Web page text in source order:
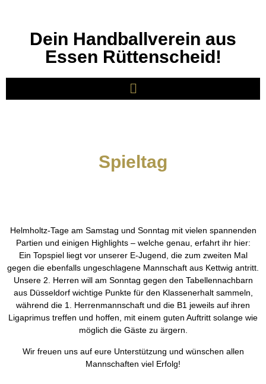
Dein Handballverein aus
Essen Rüttenscheid!
Spieltag
Helmholtz-Tage am Samstag und Sonntag mit vielen spannenden
Partien und einigen Highlights – welche genau, erfahrt ihr hier:
Ein Topspiel liegt vor unserer E-Jugend, die zum zweiten Mal
gegen die ebenfalls ungeschlagene Mannschaft aus Kettwig antritt.
Unsere 2. Herren will am Sonntag gegen den Tabellennachbarn
aus Düsseldorf wichtige Punkte für den Klassenerhalt sammeln,
während die 1. Herrenmannschaft und die B1 jeweils auf ihren
Ligaprimus treffen und hoffen, mit einem guten Auftritt solange wie
möglich die Gäste zu ärgern.
Wir freuen uns auf eure Unterstützung und wünschen allen
Mannschaften viel Erfolg!